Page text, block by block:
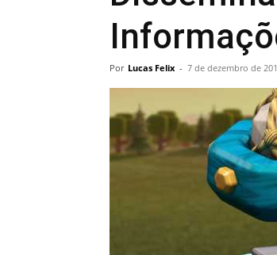
Por Lucas Felix - 7 de dezembro de